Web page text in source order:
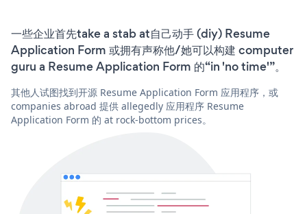
一些企业首先take a stab at自己动手 (diy) Resume
Application Form 或拥有声称他/她可以构建 computer
guru a Resume Application Form 的“in 'no time'”。
其他人试图找到开源 Resume Application Form 应用程序，或
companies abroad 提供 allegedly 应用程序 Resume
Application Form 的 at rock-bottom prices。